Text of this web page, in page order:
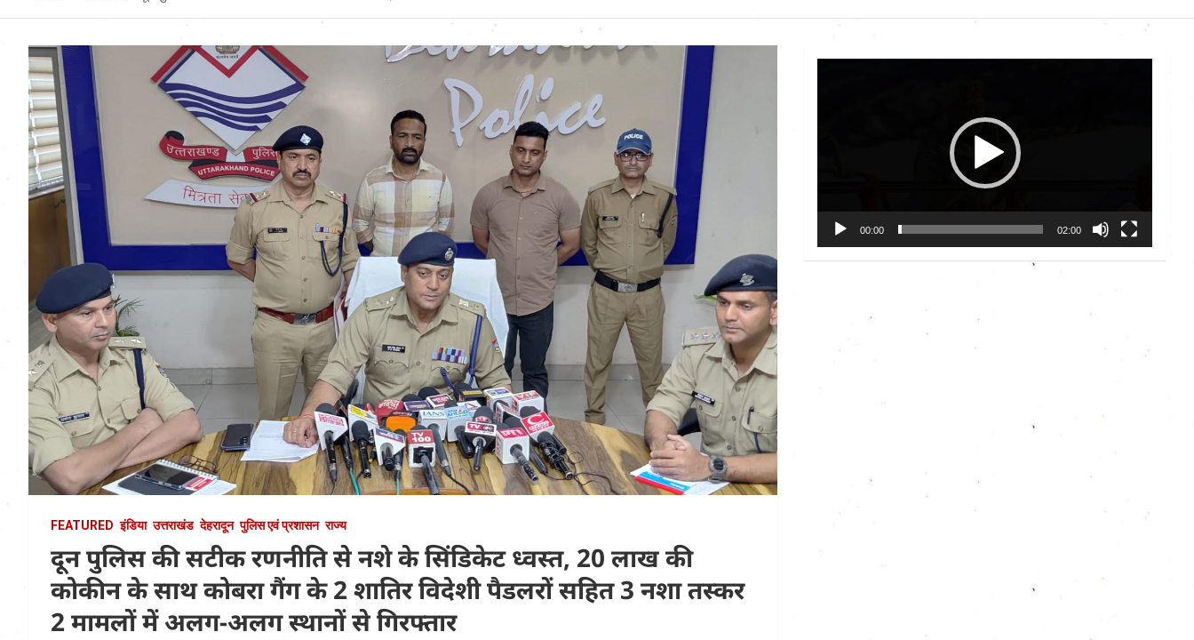
Uttarakhand News in
Hindi
FEATURED इंडिया उत्तराखंड देहरादून पुलिस एवं प्रशासन राज्य
दून पुलिस की सटीक रणनीति से नशे के सिंडिकेट ध्वस्त, 20 लाख की
कोकीन के साथ कोबरा गैंग के 2 शातिर विदेशी पैडलरों सहित 3 नशा तस्कर
2 मामलों में अलग-अलग स्थानों से गिरफ्तार
00:00 02:00